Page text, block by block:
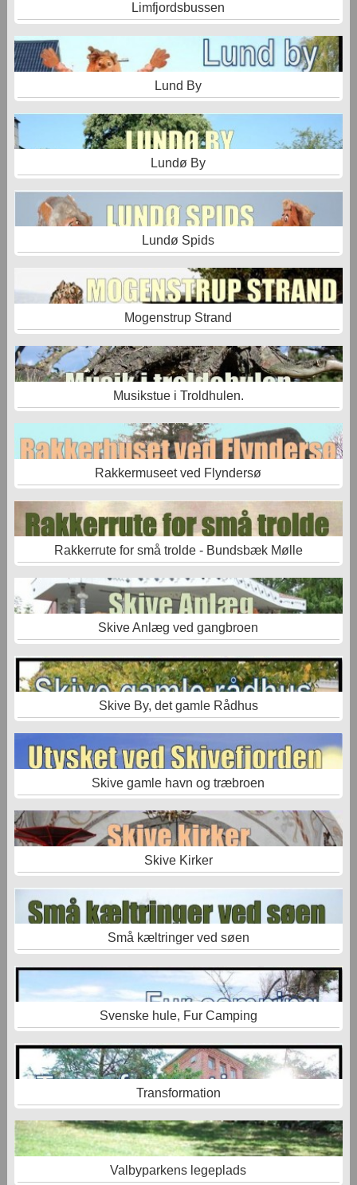
Limfjordsbussen
Lund By
Lundø By
Lundø Spids
Mogenstrup Strand
Musikstue i Troldhulen.
Rakkermuseet ved Flyndersø
Rakkerrute for små trolde - Bundsbæk Mølle
Skive Anlæg ved gangbroen
Skive By, det gamle Rådhus
Skive gamle havn og træbroen
Skive Kirker
Små kæltringer ved søen
Svenske hule, Fur Camping
Transformation
Valbyparkens legeplads